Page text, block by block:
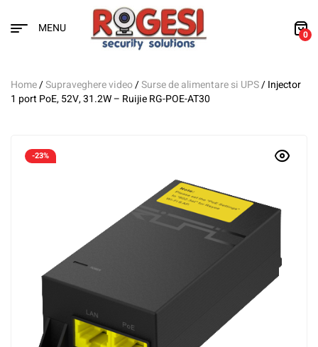
MENU 0
Home/Supraveghere video/Surse de alimentare si UPS/ Injector
1 port PoE, 52V, 31.2W – Ruijie RG-POE-AT30
-23%